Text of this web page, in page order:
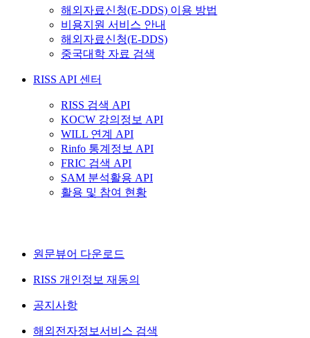
해외자료신청(E-DDS) 이용 방법
비용지원 서비스 안내
해외자료신청(E-DDS)
중국대학 자료 검색
RISS API 센터
RISS 검색 API
KOCW 강의정보 API
WILL 연계 API
Rinfo 통계정보 API
FRIC 검색 API
SAM 분석활용 API
활용 및 참여 현황
원문뷰어 다운로드
RISS 개인정보 재동의
공지사항
해외전자정보서비스 검색